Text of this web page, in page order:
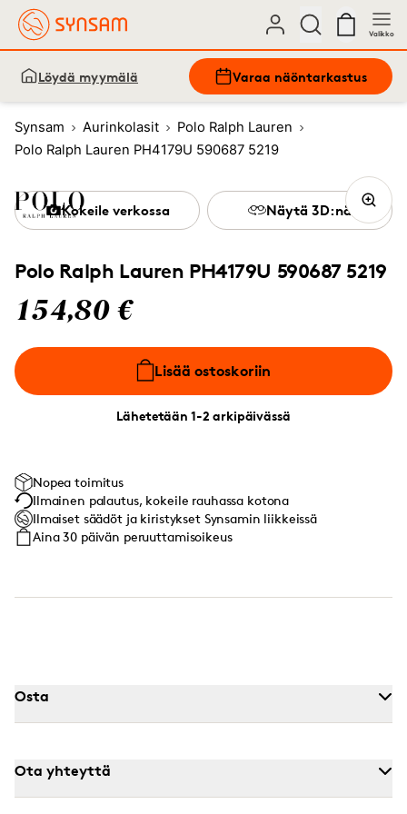
Valikko
Löydä myymälä Varaa näöntarkastus
Synsam Aurinkolasit
Polo Ralph Lauren
Polo Ralph Lauren PH4179U 590687 5219
Polo Ralph Lauren PH4179U 590687 5219
154,80 €
Lisää ostoskoriin
Lähetetään 1-2 arkipäivässä
Kokeile verkossa Näytä 3D:nä
Nopea toimitus
Ilmainen palautus, kokeile rauhassa kotona
Ilmaiset säädöt ja kiristykset Synsamin liikkeissä
Aina 30 päivän peruuttamisoikeus
Osta
Ota yhteyttä